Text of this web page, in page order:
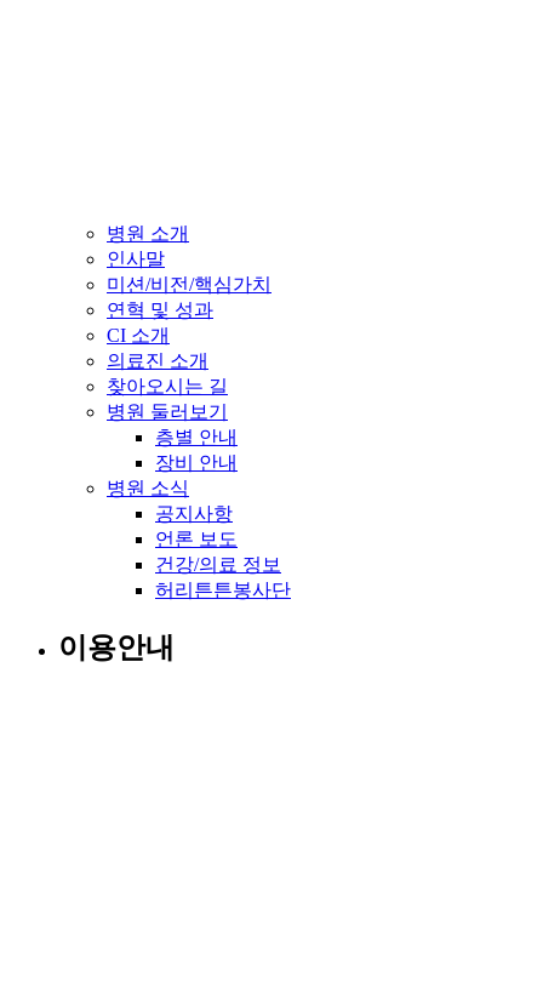
병원 소개
인사말
미션/비전/핵심가치
연혁 및 성과
CI 소개
의료진 소개
찾아오시는 길
병원 둘러보기
층별 안내
장비 안내
병원 소식
공지사항
언론 보도
건강/의료 정보
허리튼튼봉사단
이용안내